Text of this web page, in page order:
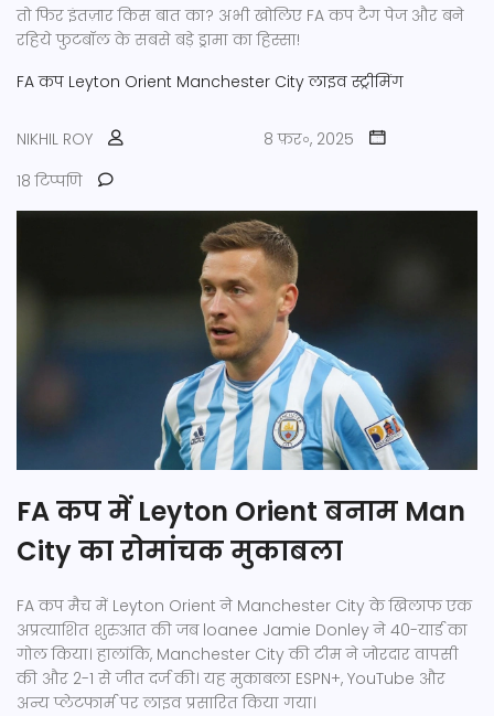
तो फिर इंतज़ार किस बात का? अभी खोलिए FA कप टैग पेज और बने
रहिये फुटबॉल के सबसे बड़े ड्रामा का हिस्सा!
FA कप Leyton Orient Manchester City लाइव स्ट्रीमिंग
NIKHIL ROY
8 फ़र॰, 2025
18 टिप्पणि
FA कप में Leyton Orient बनाम Man
City का रोमांचक मुकाबला
FA कप मैच में Leyton Orient ने Manchester City के खिलाफ एक
अप्रत्याशित शुरुआत की जब loanee Jamie Donley ने 40-यार्ड का
गोल किया। हालांकि, Manchester City की टीम ने जोरदार वापसी
की और 2-1 से जीत दर्ज की। यह मुकाबला ESPN+, YouTube और
अन्य प्लेटफार्म पर लाइव प्रसारित किया गया।